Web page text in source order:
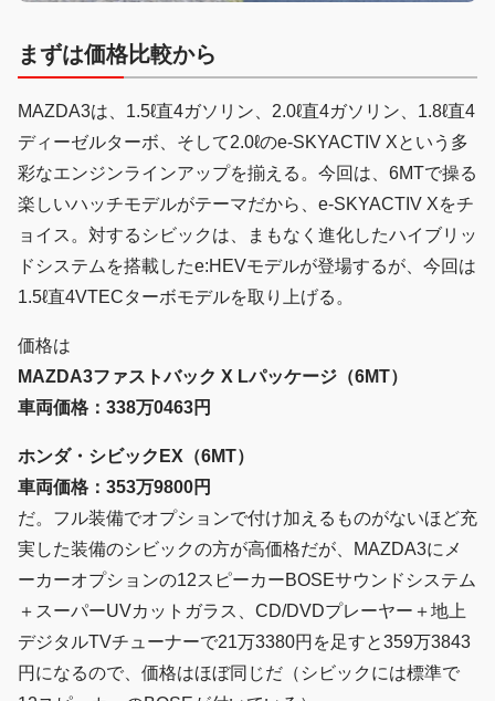
まずは価格比較から
MAZDA3は、1.5ℓ直4ガソリン、2.0ℓ直4ガソリン、1.8ℓ直4
ディーゼルターボ、そして2.0ℓのe-SKYACTIV Xという多
彩なエンジンラインアップを揃える。今回は、6MTで操る
楽しいハッチモデルがテーマだから、e-SKYACTIV Xをチ
ョイス。対するシビックは、まもなく進化したハイブリッ
ドシステムを搭載したe:HEVモデルが登場するが、今回は
1.5ℓ直4VTECターボモデルを取り上げる。
価格は
MAZDA3ファストバック X Lパッケージ（6MT）
車両価格：338万0463円
ホンダ・シビックEX（6MT）
車両価格：353万9800円
だ。フル装備でオプションで付け加えるものがないほど充
実した装備のシビックの方が高価格だが、MAZDA3にメ
ーカーオプションの12スピーカーBOSEサウンドシステム
＋スーパーUVカットガラス、CD/DVDプレーヤー＋地上
デジタルTVチューナーで21万3380円を足すと359万3843
円になるので、価格はほぼ同じだ（シビックには標準で